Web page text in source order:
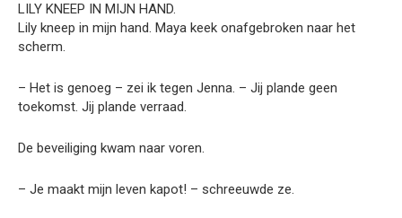
LILY KNEEP IN MIJN HAND.
Lily kneep in mijn hand. Maya keek onafgebroken naar het
scherm.
– Het is genoeg – zei ik tegen Jenna. – Jij plande geen
toekomst. Jij plande verraad.
De beveiliging kwam naar voren.
– Je maakt mijn leven kapot! – schreeuwde ze.